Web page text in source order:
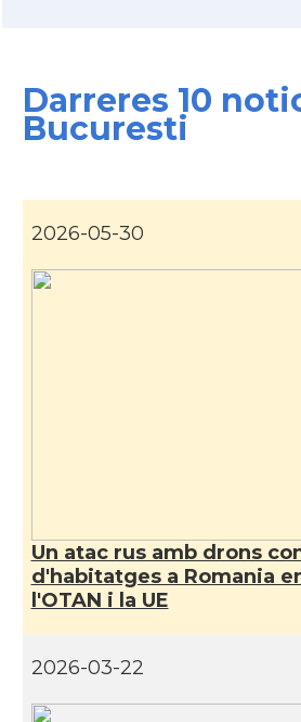
Darreres 10
Bucuresti
2026-05-30
Un atac rus amb drons
d'habitatges a Romania
l'OTAN i la UE
2026-03-22